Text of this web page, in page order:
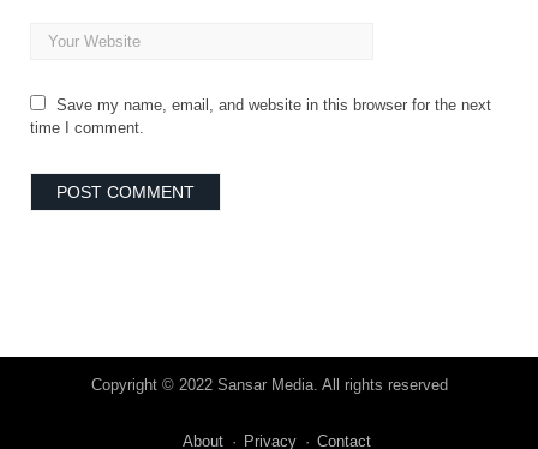
Save my name, email, and website in this browser for the next
time I comment.
Copyright © 2022 Sansar Media. All rights reserved
About Privacy Contact